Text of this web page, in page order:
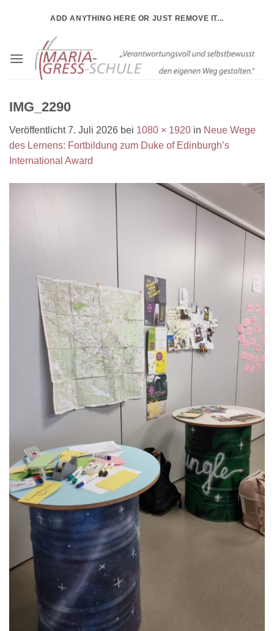
ADD ANYTHING HERE OR JUST REMOVE IT...
IMG_2290
Veröffentlicht7. Juli 2026 bei 1080 × 1920 in Neue Wege
des Lernens: Fortbildung zum Duke of Edinburgh’s
International Award